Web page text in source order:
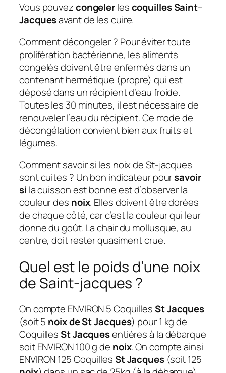
Vous pouvezcongelerlescoquilles Saint–
Jacquesavant de les cuire.
Comment décongeler ? Pour éviter toute
prolifération bactérienne, les aliments
congelés doivent être enfermés dans un
contenant hermétique (propre) qui est
déposé dans un récipient d’eau froide.
Toutes les 30 minutes, il est nécessaire de
renouveler l’eau du récipient. Ce mode de
décongélation convient bien aux fruits et
légumes.
Comment savoir si les noix de St-jacques
sont cuites ? Un bon indicateur poursavoir
si la cuisson est bonne est d’observer la
couleur des noix. Elles doivent être dorées
de chaque côté, car c’est la couleur qui leur
donne du goût. La chair du mollusque, au
centre, doit rester quasiment crue.
Quel est le poids d’une noix
de Saint-jacques ?
On compte ENVIRON 5 CoquillesSt Jacques
(soit 5 noix de St Jacques) pour 1 kg de
CoquillesSt Jacquesentières à la débarque
soit ENVIRON 100 g de noix. On compte ainsi
ENVIRON 125 CoquillesSt Jacques(soit 125